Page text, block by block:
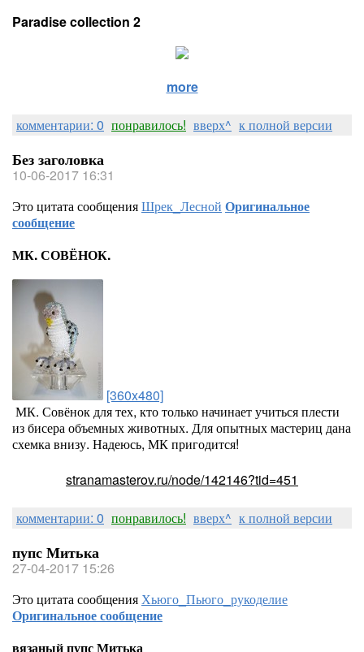
Paradise collection 2
more
комментарии: 0 понравилось! вверх^ к полной версии
Без заголовка
10-06-2017 16:31
Это цитата сообщенияШрек_Лесной Оригинальное
сообщение
МК. СОВЁНОК.
[360x480]
МК. Совёнок для тех, кто только начинает учиться плести
из бисера объемных животных. Для опытных мастериц дана
схемка внизу. Надеюсь, МК пригодится!
stranamasterov.ru/node/142146?tid=451
комментарии: 0 понравилось! вверх^ к полной версии
пупс Митька
27-04-2017 15:26
Это цитата сообщенияХьюго_Пьюго_рукоделие
Оригинальное сообщение
вязаный пупс Митька